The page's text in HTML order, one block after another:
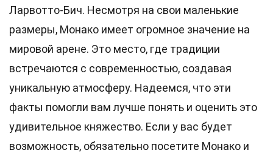
Ларвотто-Бич. Несмотря на свои маленькие
размеры, Монако имеет огромное значение на
мировой арене. Это место, где традиции
встречаются с современностью, создавая
уникальную атмосферу. Надеемся, что эти
факты помогли вам лучше понять и оценить это
удивительное княжество. Если у вас будет
возможность, обязательно посетите Монако и